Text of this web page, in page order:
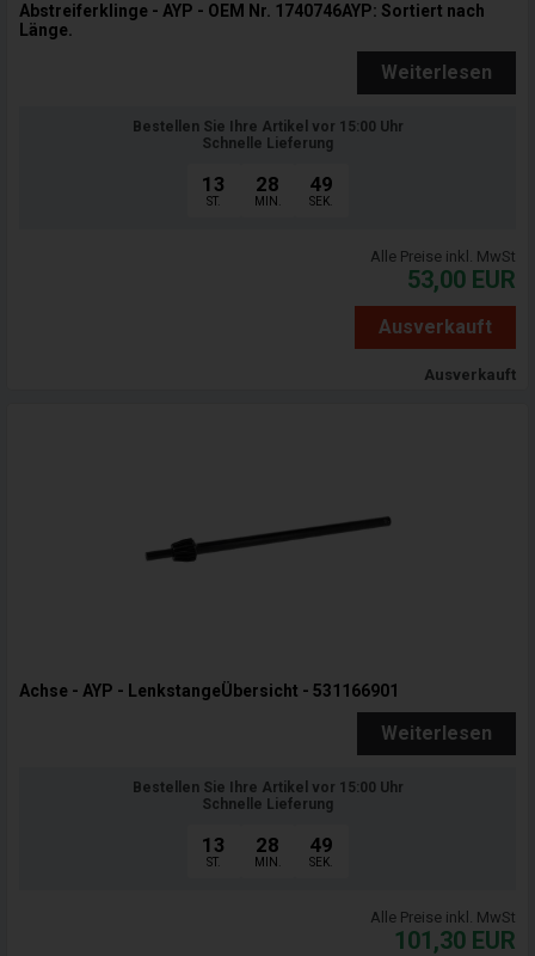
Abstreiferklinge - AYP - OEM Nr. 1740746AYP: Sortiert nach
Länge.
Weiterlesen
Bestellen Sie Ihre Artikel vor 15:00 Uhr
Schnelle Lieferung
13
ST.
28
MIN.
47
SEK.
Alle Preise inkl. MwSt
53,00 EUR
Ausverkauft
Ausverkauft
Achse - AYP - LenkstangeÜbersicht - 531166901
Weiterlesen
Bestellen Sie Ihre Artikel vor 15:00 Uhr
Schnelle Lieferung
13
ST.
28
MIN.
47
SEK.
Alle Preise inkl. MwSt
101,30 EUR